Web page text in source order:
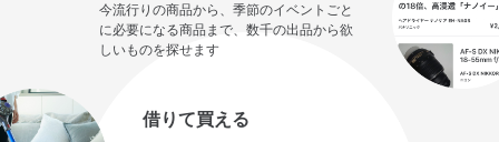
今流行りの商品から、季節のイベントごと
に必要になる商品まで、数千の出品から欲
しいものを探せます
借りて買える